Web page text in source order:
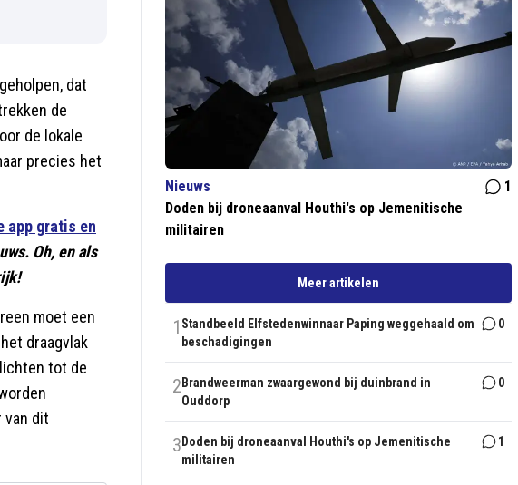
dat
de
de lokale
precies het
app gratis en
Oh, en als
moet een
draagvlak
tot de
van dit
Nieuws
1
Doden bij droneaanval Houthi's op Jemenitische
militairen
Meer artikelen
1 Standbeeld Elfstedenwinnaar Paping weggehaald om
beschadigingen
0
2 Brandweerman zwaargewond bij duinbrand in
Ouddorp
0
3 Doden bij droneaanval Houthi's op Jemenitische
militairen
1